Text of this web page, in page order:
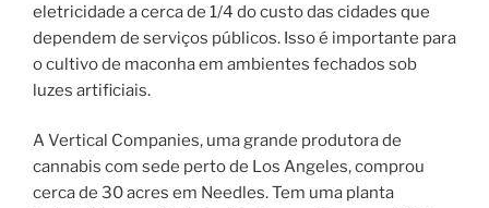
eletricidade a cerca de 1/4 do custo das cidades que
dependem de serviços públicos. Isso é importante para
o cultivo de maconha em ambientes fechados sob
luzes artificiais.
A Vertical Companies, uma grande produtora de
cannabis com sede perto de Los Angeles, comprou
cerca de 30 acres em Needles. Tem uma planta